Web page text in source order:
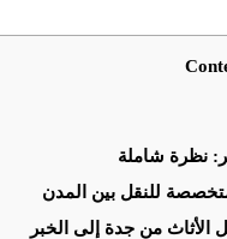
نظرة شاملة
للنقل بين المدن
الأثاث من جدة إلى الخبر